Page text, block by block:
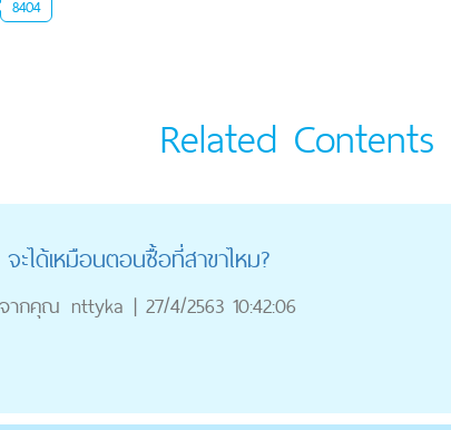
8404
Related Contents
ะได้เหมือนตอนซื้อที่สาขาไหม?
จากคุณ nttyka | 27/4/2563 10:42:06